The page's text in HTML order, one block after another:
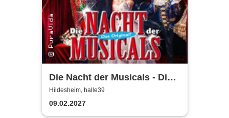
Die Nacht der Musicals - Die
erfolgreichste Musicalgala
aller Zeiten
Hildesheim, halle39
09.02.2027